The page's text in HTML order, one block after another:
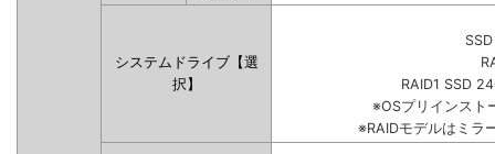
システムドライブ【選
択】
RAID1 SSD
※OSプリインスト
※RAIDモデルはミラ